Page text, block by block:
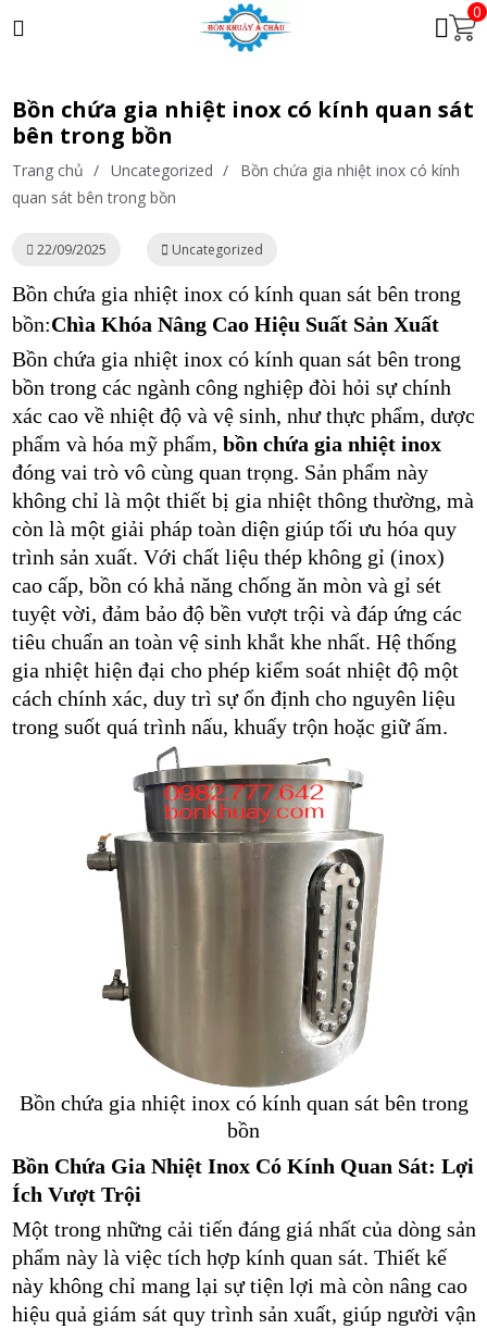
0
Bồn chứa gia nhiệt inox có kính quan sát
bên trong bồn
Trang chủ / Uncategorized /
Bồn chứa gia nhiệt inox có kính
quan sát bên trong bồn
22/09/2025 Uncategorized
Bồn chứa gia nhiệt inox có kính quan sát bên trong
bồn:Chìa Khóa Nâng Cao Hiệu Suất Sản Xuất
Bồn chứa gia nhiệt inox có kính quan sát bên trong
bồn trong các ngành công nghiệp đòi hỏi sự chính
xác cao về nhiệt độ và vệ sinh, như thực phẩm, dược
phẩm và hóa mỹ phẩm, bồn chứa gia nhiệt inox
đóng vai trò vô cùng quan trọng. Sản phẩm này
không chỉ là một thiết bị gia nhiệt thông thường, mà
còn là một giải pháp toàn diện giúp tối ưu hóa quy
trình sản xuất. Với chất liệu thép không gỉ (inox)
cao cấp, bồn có khả năng chống ăn mòn và gỉ sét
tuyệt vời, đảm bảo độ bền vượt trội và đáp ứng các
tiêu chuẩn an toàn vệ sinh khắt khe nhất. Hệ thống
gia nhiệt hiện đại cho phép kiểm soát nhiệt độ một
cách chính xác, duy trì sự ổn định cho nguyên liệu
trong suốt quá trình nấu, khuấy trộn hoặc giữ ấm.
Bồn chứa gia nhiệt inox có kính quan sát bên trong
bồn
Bồn Chứa Gia Nhiệt Inox Có Kính Quan Sát: Lợi
Ích Vượt Trội
Một trong những cải tiến đáng giá nhất của dòng sản
phẩm này là việc tích hợp kính quan sát. Thiết kế
này không chỉ mang lại sự tiện lợi mà còn nâng cao
hiệu quả giám sát quy trình sản xuất, giúp người vận